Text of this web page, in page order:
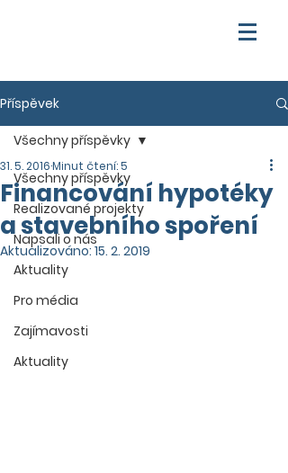
Příspěvek
Všechny příspěvky
Realizované projekty
Napsali o nás
Aktuality
Pro média
Zajímavosti
Aktuality
Všechny příspěvky
Financování hypotéky
a stavebního spoření
31. 5. 2016Minut čtení: 5
Aktualizováno: 15. 2. 2019